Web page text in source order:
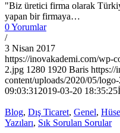
"Biz üretici firma olarak
yapan bir firmaya…
0 Yorumlar
/
3 Nisan 2017
https://inovakademi.com/wp-
2.jpg 1280 1920 Baris https://
content/uploads/2020/05/
09:03:31 2019-03-20 18:35:25
Blog, Dış Ticaret, Genel,
Yazıları, Sık Sorulan Sorular